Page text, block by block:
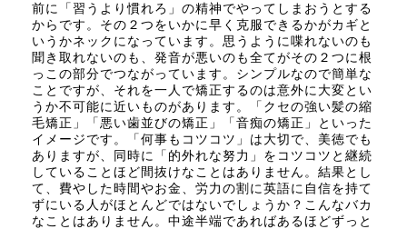
前に「習うより慣れろ」の精神でやってしまおうとする
からです。その２つをいかに早く克服できるかがカギと
いうかネックになっています。思うように喋れないのも
聞き取れないのも、発音が悪いのも全てがその２つに根
っこの部分でつながっています。シンプルなので簡単な
ことですが、それを一人で矯正するのは意外に大変とい
うか不可能に近いものがあります。「クセの強い髪の縮
毛矯正」「悪い歯並びの矯正」「音痴の矯正」といった
イメージです。「何事もコツコツ」は大切で、美徳でも
ありますが、同時に「的外れな努力」をコツコツと継続
していることほど間抜けなことはありません。結果とし
て、費やした時間やお金、労力の割に英語に自信を持て
ずにいる人がほとんどではないでしょうか？こんなバカ
なことはありません。中途半端であればあるほどずっと